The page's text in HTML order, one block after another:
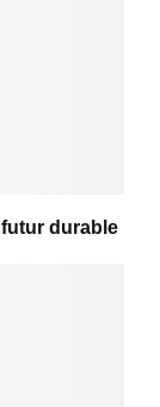
durable